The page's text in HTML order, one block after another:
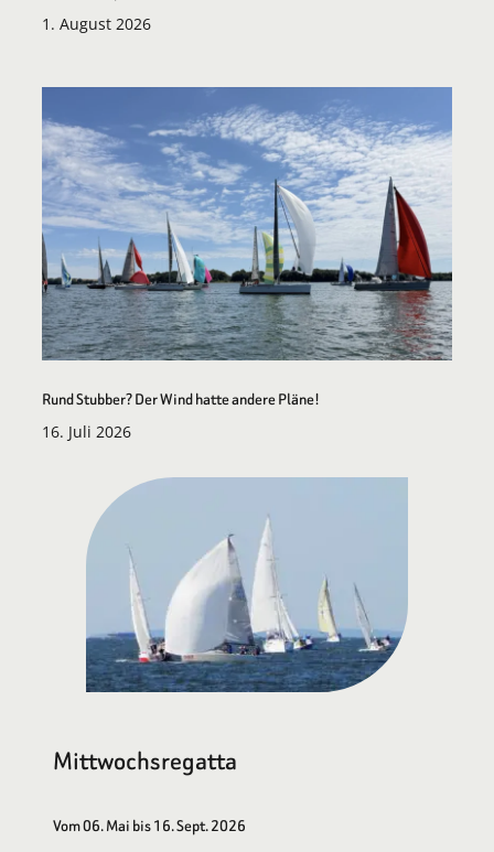
1. August 2026
Rund Stubber? Der Wind hatte andere Pläne!
16. Juli 2026
Mittwochsregatta
Vom 06. Mai bis 16. Sept. 2026